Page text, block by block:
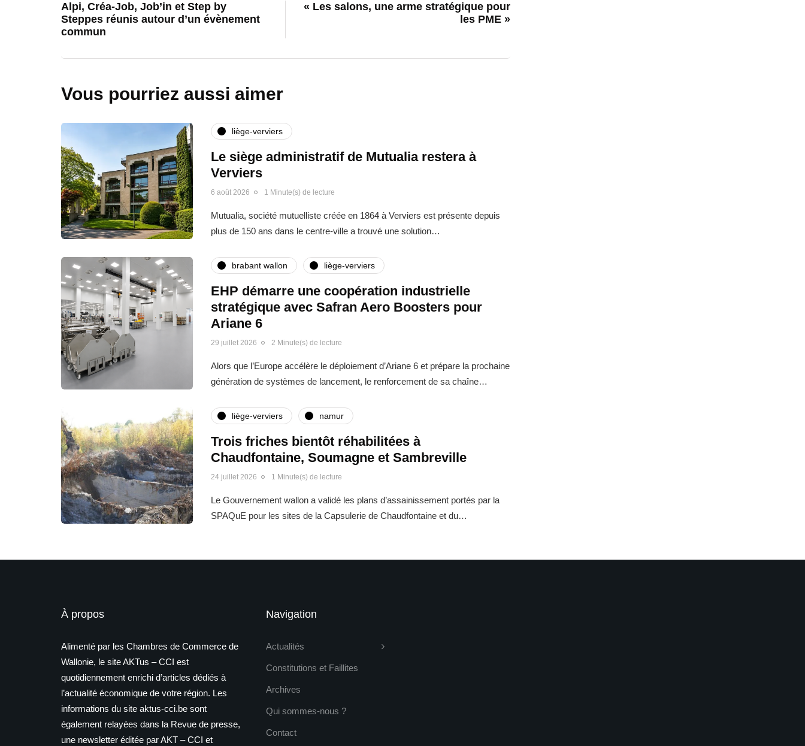
Alpi, Créa-Job, Job’in et Step by
Steppes réunis autour d’un évènement
commun
« Les salons, une arme stratégique pour
les PME »
Vous pourriez aussi aimer
liège-verviers
Le siège administratif de Mutualia restera à
Verviers
6 août 2026 1 Minute(s) de lecture
Mutualia, société mutuelliste créée en 1864 à Verviers est présente depuis
plus de 150 ans dans le centre-ville a trouvé une solution…
brabant wallon liège-verviers
EHP démarre une coopération industrielle
stratégique avec Safran Aero Boosters pour
Ariane 6
29 juillet 2026 2 Minute(s) de lecture
Alors que l’Europe accélère le déploiement d’Ariane 6 et prépare la prochaine
génération de systèmes de lancement, le renforcement de sa chaîne…
liège-verviers namur
Trois friches bientôt réhabilitées à
Chaudfontaine, Soumagne et Sambreville
24 juillet 2026 1 Minute(s) de lecture
Le Gouvernement wallon a validé les plans d’assainissement portés par la
SPAQuE pour les sites de la Capsulerie de Chaudfontaine et du…
À propos
Alimenté par les Chambres de Commerce de
Wallonie, le site AKTus – CCI est
quotidiennement enrichi d’articles dédiés à
l’actualité économique de votre région. Les
informations du site aktus-cci.be sont
également relayées dans la Revue de presse,
une newsletter éditée par AKT – CCI et
Navigation
Actualités
Constitutions et Faillites
Archives
Qui sommes-nous ?
Contact